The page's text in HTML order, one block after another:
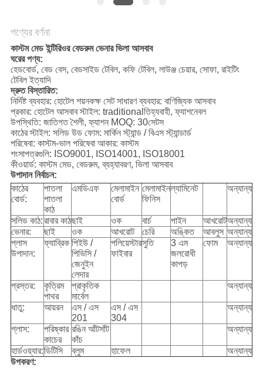
পণ্যের বর্ণনা
কাস্টম মেড ইন্টিরিওর বেডরুম ভেনার ভিলা আসবাব
ঘরের পণ্য:
হেডবোর্ড, বেড বেস, বেডসাইড টেবিল, কফি টেবিল, লাউঞ্জ চেয়ার, সোফা, রাইটিং
টেবিল ইত্যাদি
দ্রুত বিস্তারিত:
নির্দিষ্ট ব্যবহার: হোটেল শয়নকক্ষ সেট সাধারণ ব্যবহার: বাণিজ্যিক আসবাব
প্রকার: হোটেল আসবাব স্টাইল: traditionalতিহ্যবাহী, ফ্যাশনেবল
উপস্থিতি: জাতিগত শৈলী, ফ্যাশন MOQ: 30সেটস
কাঠের স্টাইল: সলিড উড ফোম: মার্কিন স্ট্যান্ড / বিএস স্ট্যান্ডার্ড
পরিষেবা: কাস্টম-ভাল পরিষেবা আকার: কাস্টম
শংসাপত্রগুলি: ISO9001, ISO14001, ISO18001
কীওয়ার্ড: কাস্টম মেড, বেডরুম, ব্যহ্যাবরণ, ভিলা আসবাব
উপাদান নির্বাচন:
কাঠের
বোর্ড:
পাতলা
পাতলা
কাঠ
এমডিএফ
মেলামাইন
বোর্ড
মেলামাইন
ফিনিস
ল্যামিনেট অন্যান্য
সলিড কাঠ:রাবার কাঠছাই ওক বার্চ পাইন আখরোটঅন্যান্য
ভেনার:
ছাই ওক আখরোট চেরি অঙ্কিত আবলুস অন্যান্য
প্লাস
উপাদান:
ফ্যাব্রিক পিইউ /
পিভিসি /
জেনুইন
লেদার
পলিয়েস্টার
ফাইবার
সুতি
3 এম
জলরোধী
কাপড়
ফোম অন্যান্য
প্রস্তর:
কৃত্রিম
পাথর
প্রাকৃতিক
মার্বেল
অন্যান্য
ধাতু: আয়রন
এস / এস
201
এস / এস
304
অন্যান্য
গ্লাস:
পরিষ্কার
কাচের
রঙিন আঁটসাঁট
কাঁচ
অন্যান্য
হার্ডওয়্যার:ডিটিসি ব্লুম হাফেল
অন্যান্য
উপকরণ: